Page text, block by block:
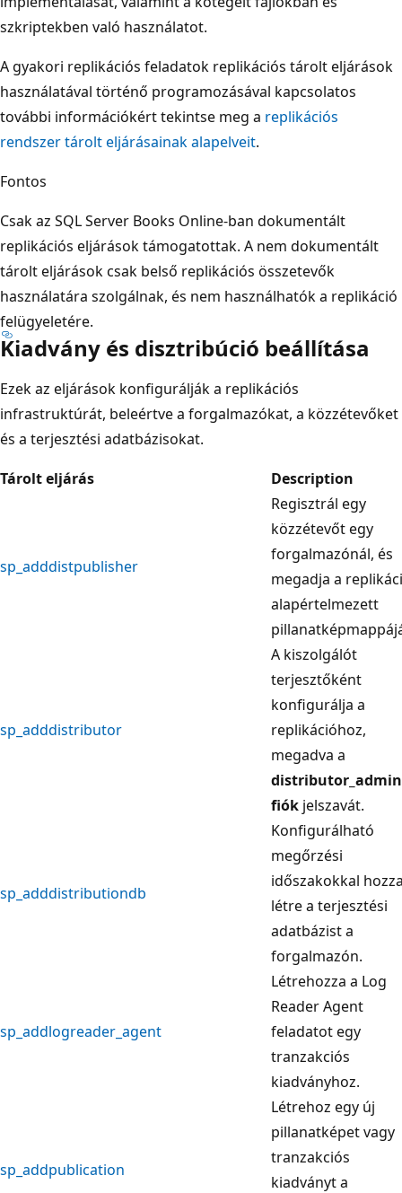
szkriptekben való használatot.
A gyakori replikációs feladatok replikációs tárolt eljárások
használatával történő programozásával kapcsolatos
további információkért tekintse meg a replikációs
rendszer tárolt eljárásainak alapelveit.
Fontos
Csak az SQL Server Books Online-ban dokumentált
replikációs eljárások támogatottak. A nem dokumentált
tárolt eljárások csak belső replikációs összetevők
használatára szolgálnak, és nem használhatók a replikáció
felügyeletére.
Kiadvány és disztribúció beállítása
Ezek az eljárások konfigurálják a replikációs
infrastruktúrát, beleértve a forgalmazókat, a közzétevőket
és a terjesztési adatbázisokat.
Tárolt eljárás
Description
sp_adddistpublisher
Regisztrál egy
közzétevőt egy
forgalmazónál, és
megadja a
alapértelmezett
sp_adddistributor
A kiszolgálót
terjesztőként
konfigurálja a
replikációhoz,
megadva a
fiók jelszavát.
sp_adddistributiondb
Konfigurálható
megőrzési
időszakokkal
létre a terjesztési
adatbázist a
forgalmazón.
sp_addlogreader_agent
Létrehozza a Log
Reader Agent
feladatot egy
tranzakciós
kiadványhoz.
sp_addpublication
Létrehoz egy új
pillanatképet vagy
tranzakciós
kiadványt a